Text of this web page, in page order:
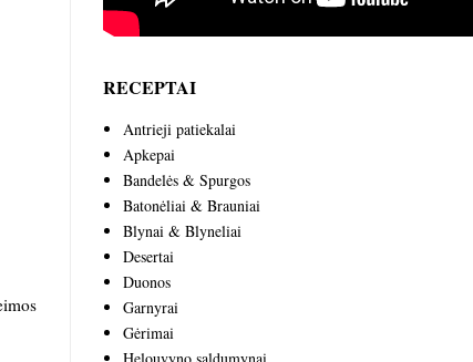
RECEPTAI
Antrieji patiekalai
Apkepai
Bandelės & Spurgos
Batonėliai & Brauniai
Blynai & Blyneliai
Desertai
Duonos
Garnyrai
Gėrimai